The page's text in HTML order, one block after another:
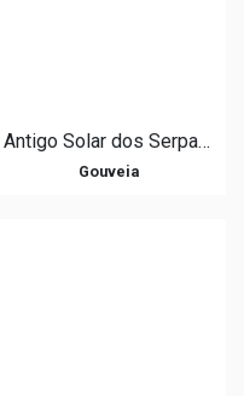
Antigo Solar dos Serpa Pimentel / Biblioteca Municipal Vergílio Ferreira
Gouveia